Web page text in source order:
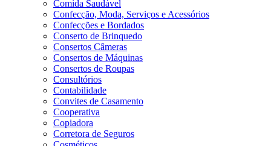
Comida Saudável
Confecção, Moda, Serviços e Acessórios
Confecções e Bordados
Conserto de Brinquedo
Consertos Câmeras
Consertos de Máquinas
Consertos de Roupas
Consultórios
Contabilidade
Convites de Casamento
Cooperativa
Copiadora
Corretora de Seguros